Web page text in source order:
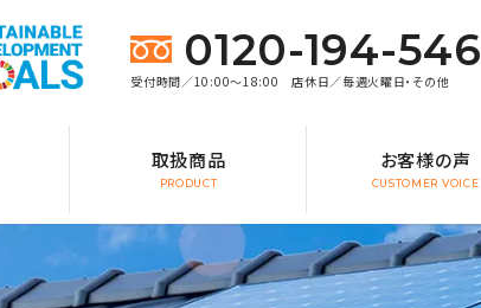
0120-194-546
受付時間／10:00～18:00 店休日／毎週火曜日・その他
取扱商品
PRODUCT
お客様の声
CUSTOMER VOICE